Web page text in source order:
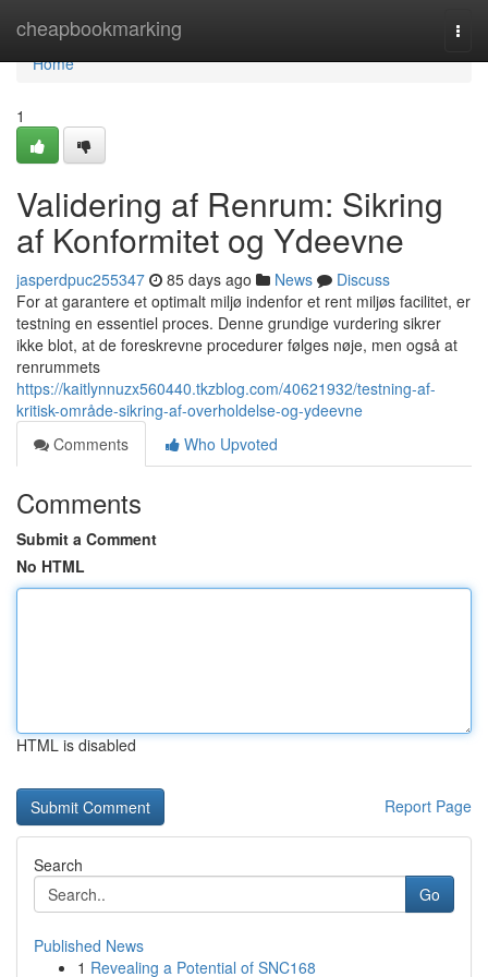
cheapbookmarking
Home
Home
1
Validering af Renrum: Sikring
af Konformitet og Ydeevne
jasperdpuc255347 85 days ago News
Discuss
For at garantere et optimalt miljø indenfor et rent miljøs facilitet, er
testning en essentiel proces. Denne grundige vurdering sikrer
ikke blot, at de foreskrevne procedurer følges nøje, men også at
renrummets
https://kaitlynnuzx560440.tkzblog.com/40621932/testning-af-
kritisk-område-sikring-af-overholdelse-og-ydeevne
Comments
Who Upvoted
Comments
Submit a Comment
No HTML
HTML is disabled
Report Page
Search
Go
Published News
1 Revealing a Potential of SNC168